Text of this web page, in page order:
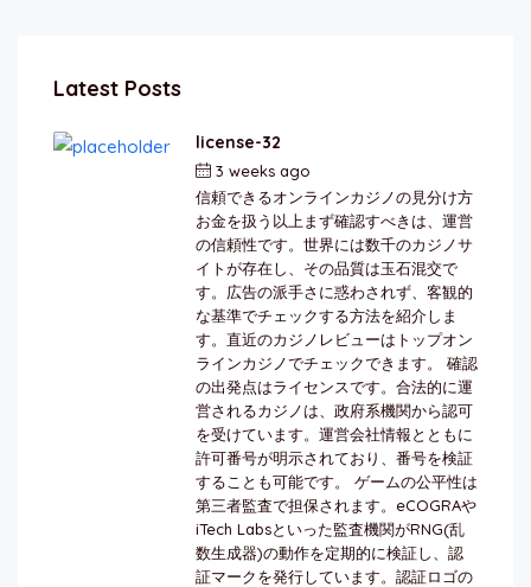
Latest Posts
license-32
3 weeks ago
信頼できるオンラインカジノの見分け方
お金を扱う以上まず確認すべきは、運営
の信頼性です。世界には数千のカジノサ
イトが存在し、その品質は玉石混交で
す。広告の派手さに惑わされず、客観的
な基準でチェックする方法を紹介しま
す。直近のカジノレビューはトップオン
ラインカジノでチェックできます。 確認
の出発点はライセンスです。合法的に運
営されるカジノは、政府系機関から認可
を受けています。運営会社情報とともに
許可番号が明示されており、番号を検証
することも可能です。 ゲームの公平性は
第三者監査で担保されます。eCOGRAや
iTech Labsといった監査機関がRNG(乱
数生成器)の動作を定期的に検証し、認
証マークを発行しています。認証ロゴの